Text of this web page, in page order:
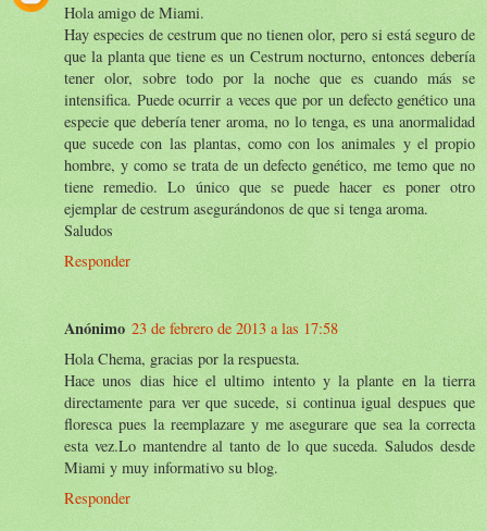
Hola amigo de Miami.
Hay especies de cestrum que no tienen olor, pero si está seguro de
que la planta que tiene es un Cestrum nocturno, entonces debería
tener olor, sobre todo por la noche que es cuando más se
intensifica. Puede ocurrir a veces que por un defecto genético una
especie que debería tener aroma, no lo tenga, es una anormalidad
que sucede con las plantas, como con los animales y el propio
hombre, y como se trata de un defecto genético, me temo que no
tiene remedio. Lo único que se puede hacer es poner otro
ejemplar de cestrum asegurándonos de que si tenga aroma.
Saludos
Responder
Anónimo 23 de febrero de 2013 a las 17:58
Hola Chema, gracias por la respuesta.
Hace unos dias hice el ultimo intento y la plante en la tierra
directamente para ver que sucede, si continua igual despues que
floresca pues la reemplazare y me asegurare que sea la correcta
esta vez.Lo mantendre al tanto de lo que suceda. Saludos desde
Miami y muy informativo su blog.
Responder